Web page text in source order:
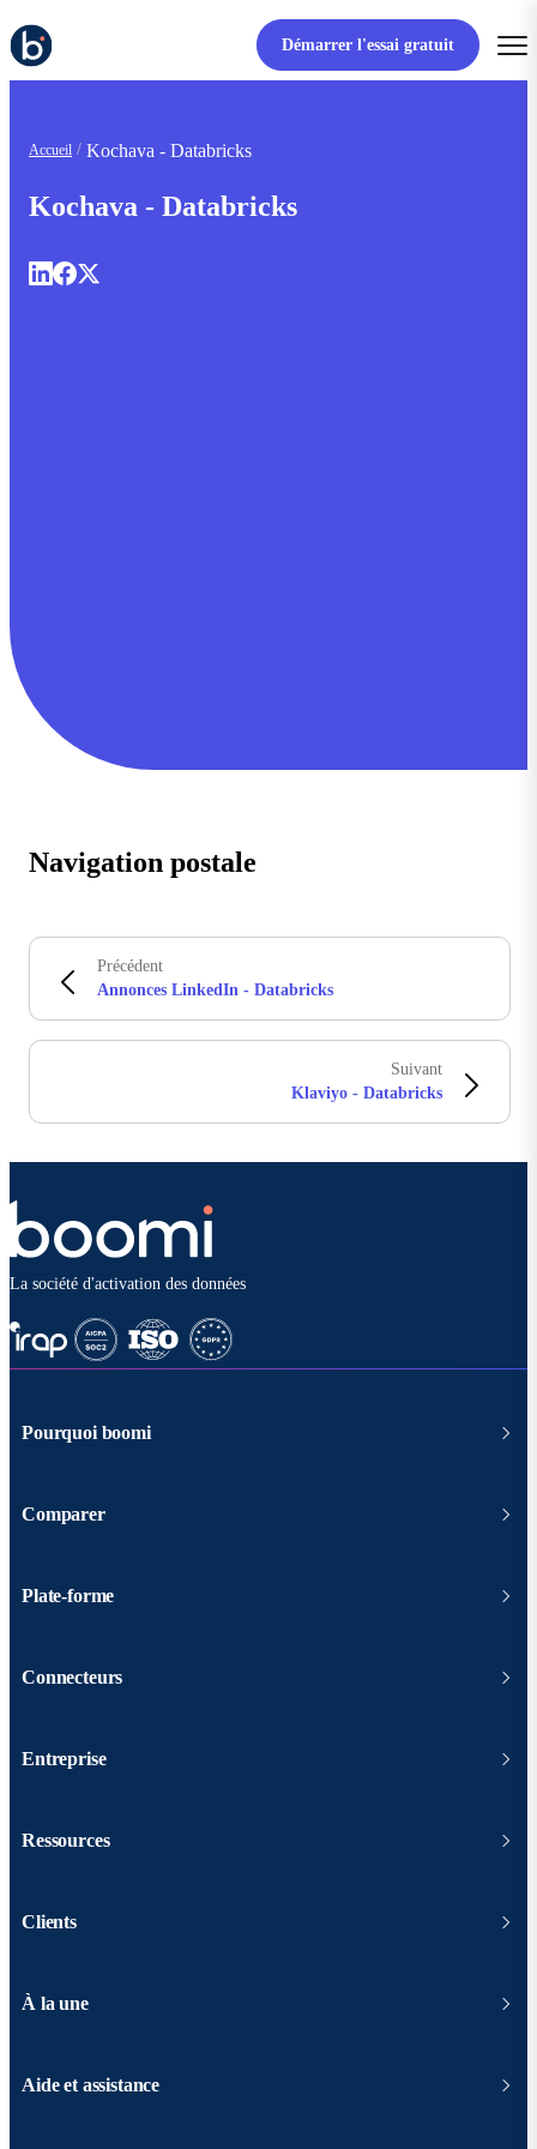
Démarrer l'essai gratuit
Accueil Kochava - Databricks
Kochava - Databricks
Navigation postale
Précédent
Annonces LinkedIn - Databricks
Suivant
Klaviyo - Databricks
La société d'activation des données
Pourquoi boomi
Comparer
Plate-forme
Connecteurs
Entreprise
Ressources
Clients
À la une
Aide et assistance